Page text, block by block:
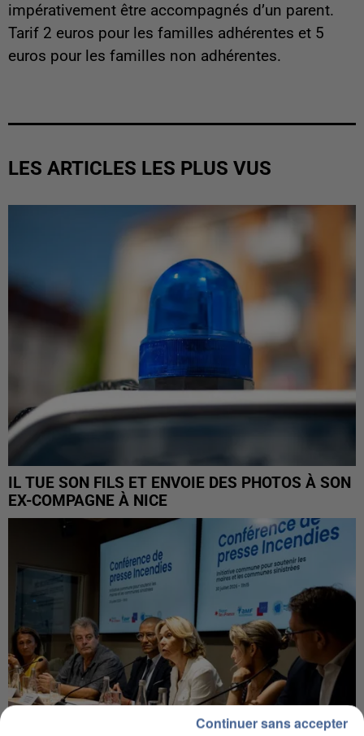
impérativement être accompagnés d’un parent.
Tarif 2 euros pour les familles adhérentes et 5
euros pour les familles non adhérentes.
LES ARTICLES LES PLUS VUS
IL TUE SON FILS ET ENVOIE DES PHOTOS À SON
EX-COMPAGNE À NICE
Continuer sans accepter